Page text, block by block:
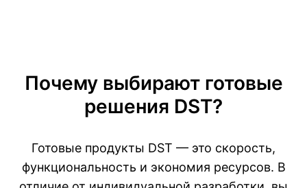
Почему выбирают готовые
решения DST?
Готовые продукты DST — это скорость,
функциональность и экономия ресурсов. В